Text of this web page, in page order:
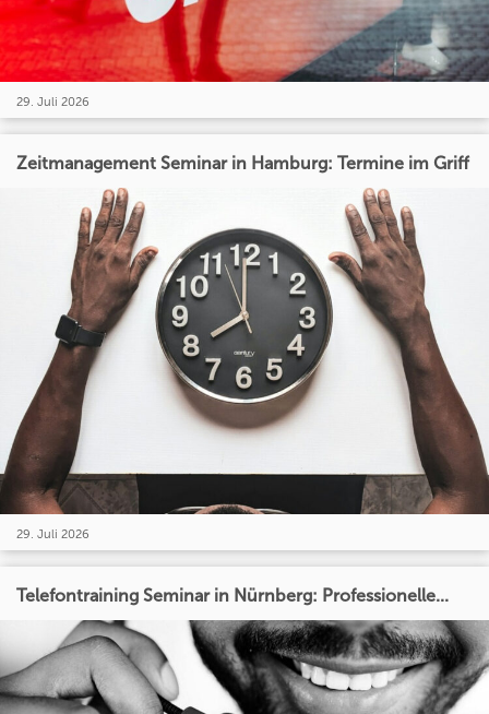
29. Juli 2026
Zeitmanagement Seminar in Hamburg: Termine im Griff
29. Juli 2026
Telefontraining Seminar in Nürnberg: Professionelle...